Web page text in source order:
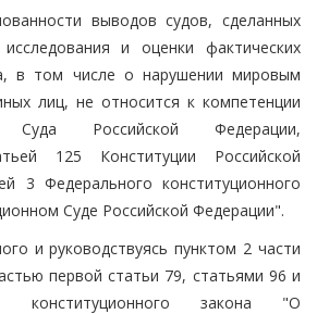
выводов судов, сделанных
и оценки фактических
в том числе о нарушении мировым
лиц, не относится к компетенции
Суда Российской Федерации,
125 Конституции Российской
3 Федерального конституционного
Суде Российской Федерации".
и руководствуясь пунктом 2 части
первой статьи 79, статьями 96 и
конституционного закона "О